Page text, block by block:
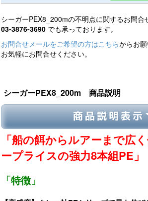
シーガーPEX8_200mの不明点に関するお問
03-3876-3690 でも承っております。
お問合せメールをご希望の方はこちらからお願
お気軽にお問合せください。
シーガーPEX8_200m 商品説明
商品説明表示
「船の餌からルアーまで広
ープライスの強力8本組PE」
「特徴」